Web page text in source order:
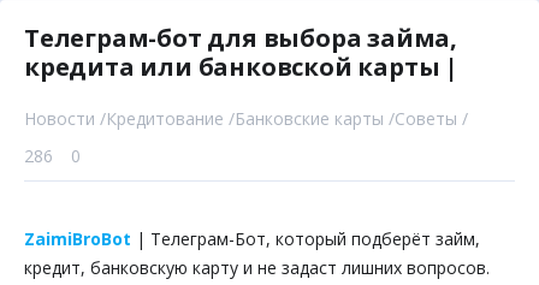
Телеграм-бот для выбора займа,
кредита или банковской карты |
Новости /Кредитование /Банковские карты /Советы /
286
0
ZaimiBroBot | Телеграм-Бот, который подберёт займ,
кредит, банковскую карту и не задаст лишних вопросов.